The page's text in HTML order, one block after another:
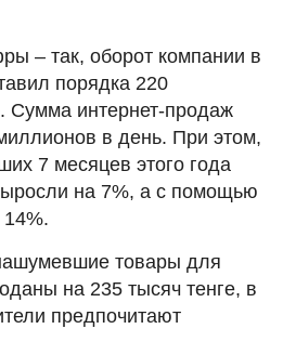
– так, оборот компании в
порядка 220
Сумма интернет-продаж
в день. При этом,
7 месяцев этого года
на 7%, а с помощью
товары для
на 235 тысяч тенге, в
предпочитают